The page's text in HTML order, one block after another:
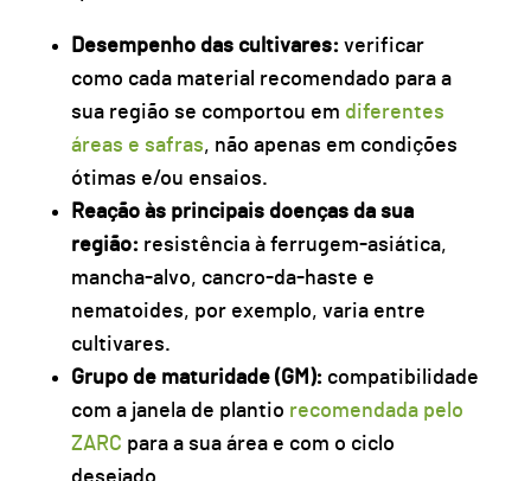
Desempenho das cultivares: verificar
como cada material recomendado para a
sua região se comportou em diferentes
áreas e safras, não apenas em condições
ótimas e/ou ensaios.
Reação às principais doenças da sua
região:resistência à ferrugem-asiática,
mancha-alvo, cancro-da-haste e
nematoides, por exemplo, varia entre
cultivares.
Grupo de maturidade (GM): compatibilidade
com a janela de plantio recomendada pelo
ZARC para a sua área e com o ciclo